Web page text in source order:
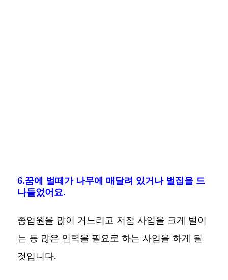
6.꿈에 벌떼가 나무에 매달려 있거나 벌집을 드
나들었어요.
종업원을 많이 거느리고 저점 사업을 크게 벌이
는 등 많은 인력을 필요로 하는 사업을 하게 될
것입니다.